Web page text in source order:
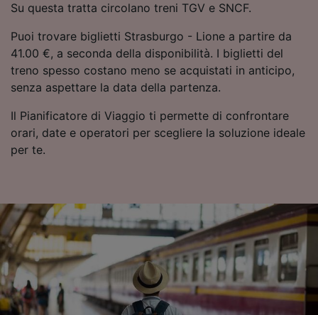
Su questa tratta circolano treni TGV e SNCF.
Puoi trovare biglietti Strasburgo - Lione a partire da
41.00 €, a seconda della disponibilità. I biglietti del
treno spesso costano meno se acquistati in anticipo,
senza aspettare la data della partenza.
Il Pianificatore di Viaggio ti permette di confrontare
orari, date e operatori per scegliere la soluzione ideale
per te.